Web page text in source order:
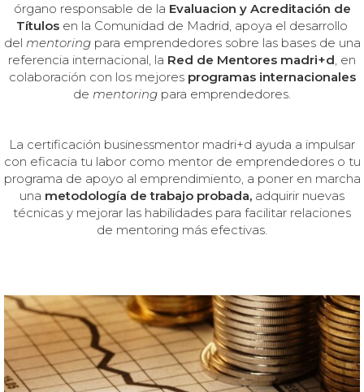
órgano responsable de la Evaluacion y Acreditación de
Títulos en la Comunidad de Madrid, apoya el desarrollo
del mentoringpara emprendedores sobre las bases de una
referencia internacional, la Red de Mentores madri+d, en
colaboración con los mejores programas internacionales
de mentoring para emprendedores.
La certificación businessmentor madri+d ayuda a impulsar
con eficacia tu labor como mentor de emprendedores o tu
programa de apoyo al emprendimiento, a poner en marcha
una metodología de trabajo probada, adquirir nuevas
técnicas y mejorar las habilidades para facilitar relaciones
de mentoring más efectivas.